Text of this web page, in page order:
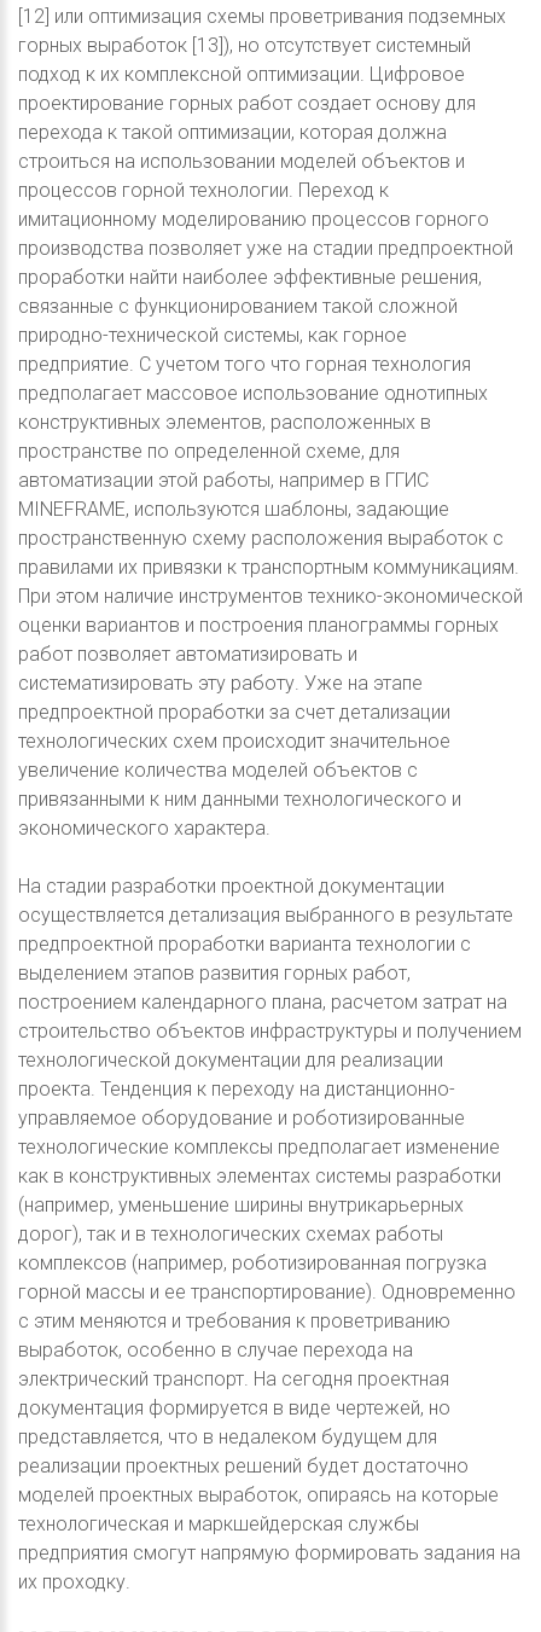
[12] или оптимизация схемы проветривания подземных
горных выработок [13]), но отсутствует системный
подход к их комплексной оптимизации. Цифровое
проектирование горных работ создает основу для
перехода к такой оптимизации, которая должна
строиться на использовании моделей объектов и
процессов горной технологии. Переход к
имитационному моделированию процессов горного
производства позволяет уже на стадии предпроектной
проработки найти наиболее эффективные решения,
связанные с функционированием такой сложной
природно-технической системы, как горное
предприятие. С учетом того что горная технология
предполагает массовое использование однотипных
конструктивных элементов, расположенных в
пространстве по определенной схеме, для
автоматизации этой работы, например в ГГИС
MINEFRAME, используются шаблоны, задающие
пространственную схему расположения выработок с
правилами их привязки к транспортным коммуникациям.
При этом наличие инструментов технико-экономической
оценки вариантов и построения планограммы горных
работ позволяет автоматизировать и
систематизировать эту работу. Уже на этапе
предпроектной проработки за счет детализации
технологических схем происходит значительное
увеличение количества моделей объектов с
привязанными к ним данными технологического и
экономического характера.
На стадии разработки проектной документации
осуществляется детализация выбранного в результате
предпроектной проработки варианта технологии с
выделением этапов развития горных работ,
построением календарного плана, расчетом затрат на
строительство объектов инфраструктуры и получением
технологической документации для реализации
проекта. Тенденция к переходу на дистанционно-
управляемое оборудование и роботизированные
технологические комплексы предполагает изменение
как в конструктивных элементах системы разработки
(например, уменьшение ширины внутрикарьерных
дорог), так и в технологических схемах работы
комплексов (например, роботизированная погрузка
горной массы и ее транспортирование). Одновременно
с этим меняются и требования к проветриванию
выработок, особенно в случае перехода на
электрический транспорт. На сегодня проектная
документация формируется в виде чертежей, но
представляется, что в недалеком будущем для
реализации проектных решений будет достаточно
моделей проектных выработок, опираясь на которые
технологическая и маркшейдерская службы
предприятия смогут напрямую формировать задания на
их проходку.